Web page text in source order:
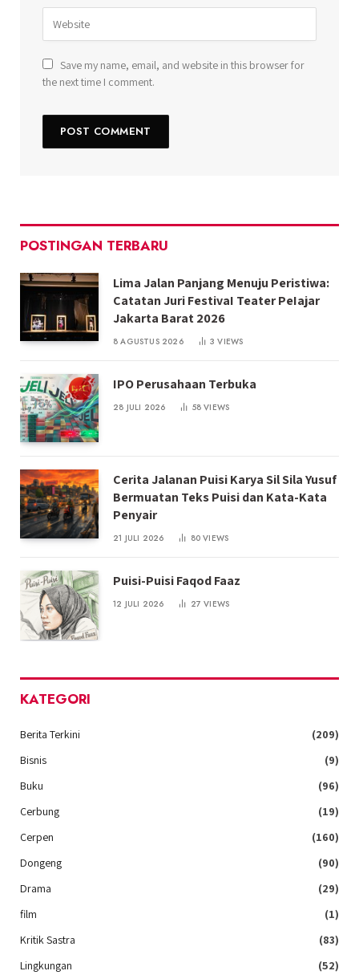
Save my name, email, and website in this browser for
the next time I comment.
POSTINGAN TERBARU
Lima Jalan Panjang Menuju Peristiwa:
Catatan Juri FestivaI Teater PeIajar
Jakarta Barat 2026
8 AGUSTUS 2026 3VIEWS
IPO Perusahaan Terbuka
28 JULI 2026 58VIEWS
Cerita Jalanan Puisi Karya Sil Sila Yusuf
Bermuatan Teks Puisi dan Kata-Kata
Penyair
21 JULI 2026 80VIEWS
Puisi-Puisi Faqod Faaz
12 JULI 2026 27VIEWS
KATEGORI
Berita Terkini
(209)
Bisnis
(9)
Buku
(96)
Cerbung
(19)
Cerpen
(160)
Dongeng
(90)
Drama
(29)
film
(1)
Kritik Sastra
(83)
Lingkungan
(52)